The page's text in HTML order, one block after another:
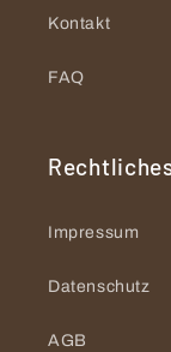
Kontakt
FAQ
Impressum
Datenschutz
AGB